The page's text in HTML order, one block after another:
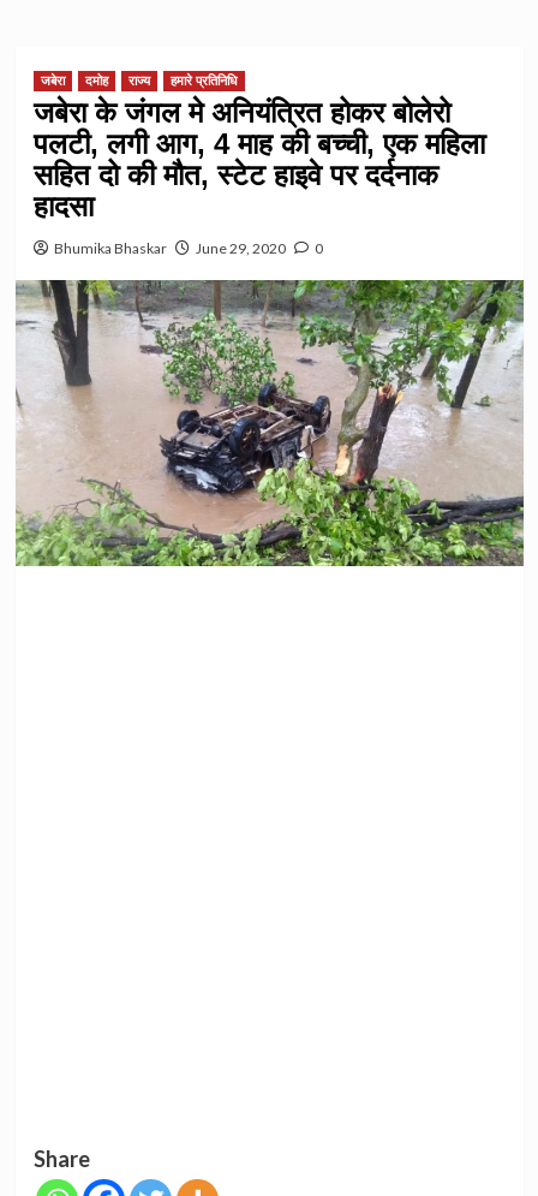
जबेरा दमोह राज्य हमारे प्रतिनिधि
जबेरा के जंगल मे अनियंत्रित होकर बोलेरो
पलटी, लगी आग, 4 माह की बच्ची, एक महिला
सहित दो की मौत, स्टेट हाइवे पर दर्दनाक
हादसा
Bhumika Bhaskar June 29, 2020 0
Share